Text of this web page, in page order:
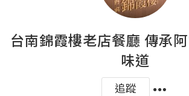
台南錦霞樓老店餐廳 傳承
味道
追蹤